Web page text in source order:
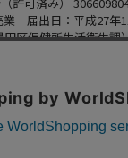
業 届出日：平成27年
田区保健所生活衛生課
Co., Ltd.